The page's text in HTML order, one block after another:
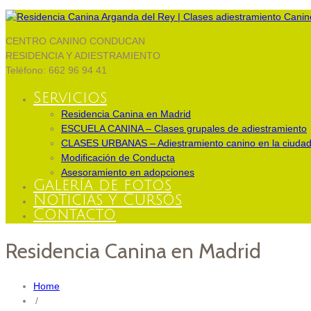
CENTRO CANINO CONDUCAN
RESIDENCIA Y ADIESTRAMIENTO
Teléfono: 662 96 94 41
Servicios
Residencia Canina en Madrid
ESCUELA CANINA – Clases grupales de adiestramiento
CLASES URBANAS – Adiestramiento canino en la ciudad
Modificación de Conducta
Asesoramiento en adopciones
Galería de fotos
Noticias y Cursos
Contacto
Residencia Canina en Madrid
Home
/